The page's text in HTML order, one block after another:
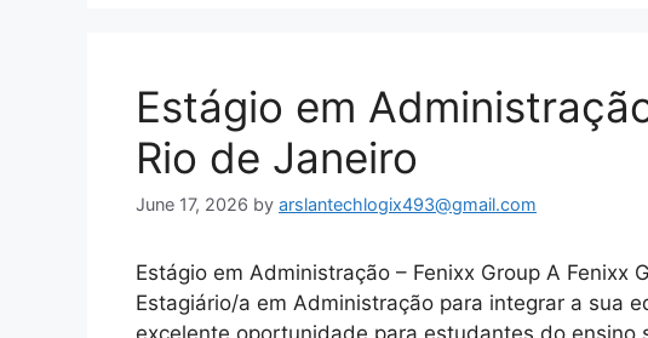
Estágio em
Rio de Janeiro
June 17, 2026 by arslantechlogix493@gmail.com
Estágio em Administração – Fenixx Group A Fenixx
Estagiário/a em Administração para integrar a sua